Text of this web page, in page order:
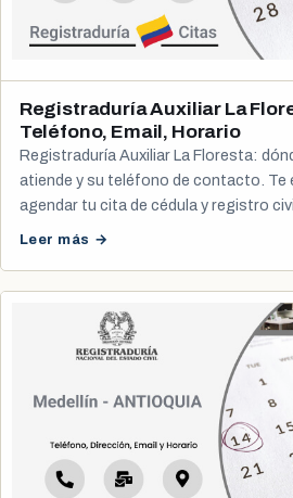
Registraduría Auxiliar La
Teléfono, Email, Horario
Registraduría Auxiliar La Floresta:
atiende y su teléfono de contacto. Te
agendar tu cita de cédula y registro civil.
Leer más →